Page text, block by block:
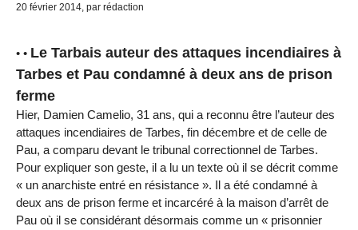
20 février 2014, par rédaction
• • Le Tarbais auteur des attaques incendiaires à
Tarbes et Pau condamné à deux ans de prison
ferme
Hier, Damien Camelio, 31 ans, qui a reconnu être l’auteur des
attaques incendiaires de Tarbes, fin décembre et de celle de
Pau, a comparu devant le tribunal correctionnel de Tarbes.
Pour expliquer son geste, il a lu un texte où il se décrit comme
« un anarchiste entré en résistance ». Il a été condamné à
deux ans de prison ferme et incarcéré à la maison d’arrêt de
Pau où il se considérant désormais comme un « prisonnier